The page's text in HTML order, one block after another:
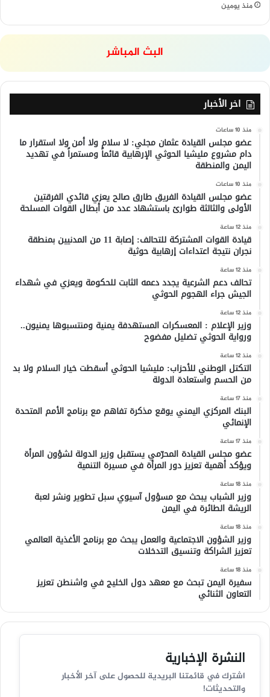
منذ يومين
البث المباشر
اخر الأخبار
منذ 10 ساعات
عضو مجلس القيادة عثمان مجلي: لا سلام ولا أمن ولا استقرار ما
دام مشروع مليشيا الحوثي الإرهابية قائماً ومستمراً في تهديد
اليمن والمنطقة
منذ 10 ساعات
عضو مجلس القيادة الفريق طارق صالح يعزي قائدي الفرقتين
الأولى والثالثة طوارئ باستشهاد عدد من أبطال القوات المسلحة
منذ 12 ساعة
قيادة القوات المشتركة للتحالف: إصابة 11 من المدنيين بمنطقة
نجران نتيجة اعتداءات إرهابية حوثية
منذ 12 ساعة
تحالف دعم الشرعية يجدد دعمه الثابت للحكومة ويعزي في شهداء
الجيش جراء الهجوم الحوثي
منذ 12 ساعة
وزير الإعلام : المعسكرات المستهدفة يمنية ومنتسبوها يمنيون..
ورواية الحوثي تضليل مفضوح
منذ 12 ساعة
التكتل الوطني للأحزاب: مليشيا الحوثي أسقطت خيار السلام ولا بد
من الحسم واستعادة الدولة
منذ 17 ساعة
البنك المركزي اليمني يوقع مذكرة تفاهم مع برنامج الأمم المتحدة
الإنمائي
منذ 17 ساعة
عضو مجلس القيادة المحرّمي يستقبل وزير الدولة لشؤون المرأة
ويؤكد أهمية تعزيز دور المرأة في مسيرة التنمية
منذ 18 ساعة
وزير الشباب يبحث مع مسؤول آسيوي سبل تطوير ونشر لعبة
الريشة الطائرة في اليمن
منذ 18 ساعة
وزير الشؤون الاجتماعية والعمل يبحث مع برنامج الأغذية العالمي
تعزيز الشراكة وتنسيق التدخلات
منذ 18 ساعة
سفيرة اليمن تبحث مع معهد دول الخليج في واشنطن تعزيز
التعاون الثنائي
النشرة الإخبارية
اشترك في قائمتنا البريدية للحصول على آخر الأخبار
والتحديثات!